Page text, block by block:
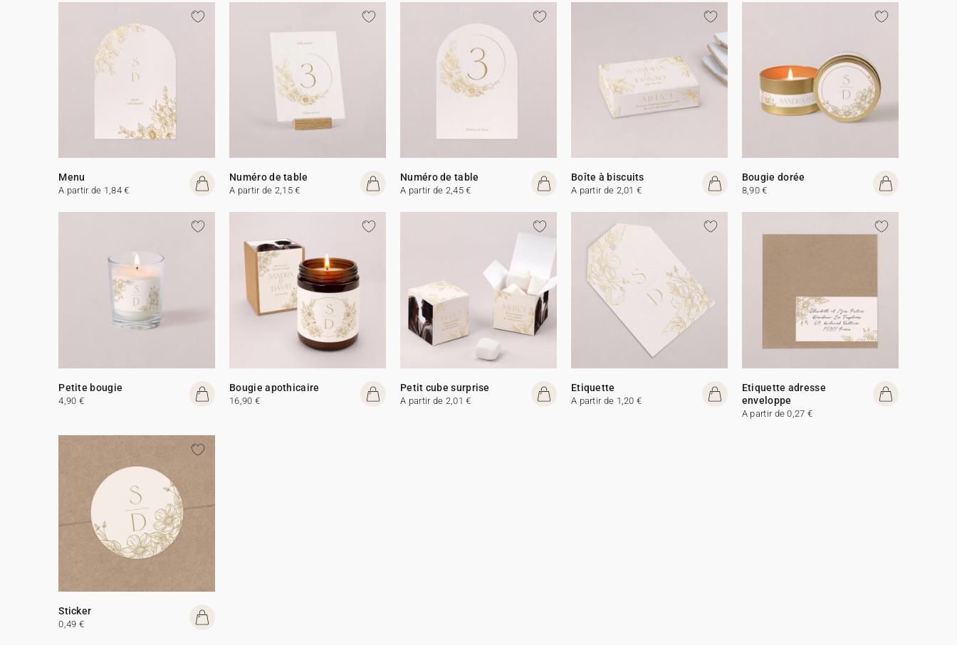
Menu
A partir de 1,84 €
Numéro de table
A partir de 2,15 €
Numéro de table
A partir de 2,45 €
Boîte à biscuits
A partir de 2,01 €
Bougie dorée
8,90 €
Petite bougie
4,90 €
Bougie apothicaire
16,90 €
Petit cube surprise
A partir de 2,01 €
Etiquette
A partir de 1,20 €
Etiquette adresse
enveloppe
A partir de 0,27 €
Sticker
0,49 €